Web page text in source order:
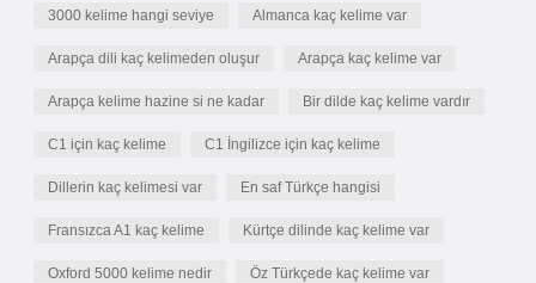
3000 kelime hangi seviye Almanca kaç kelime var
Arapça dili kaç kelimeden oluşur Arapça kaç kelime var
Arapça kelime hazine si ne kadar Bir dilde kaç kelime vardır
C1 için kaç kelime C1 İngilizce için kaç kelime
Dillerin kaç kelimesi var En saf Türkçe hangisi
Fransızca A1 kaç kelime Kürtçe dilinde kaç kelime var
Oxford 5000 kelime nedir Öz Türkçede kaç kelime var